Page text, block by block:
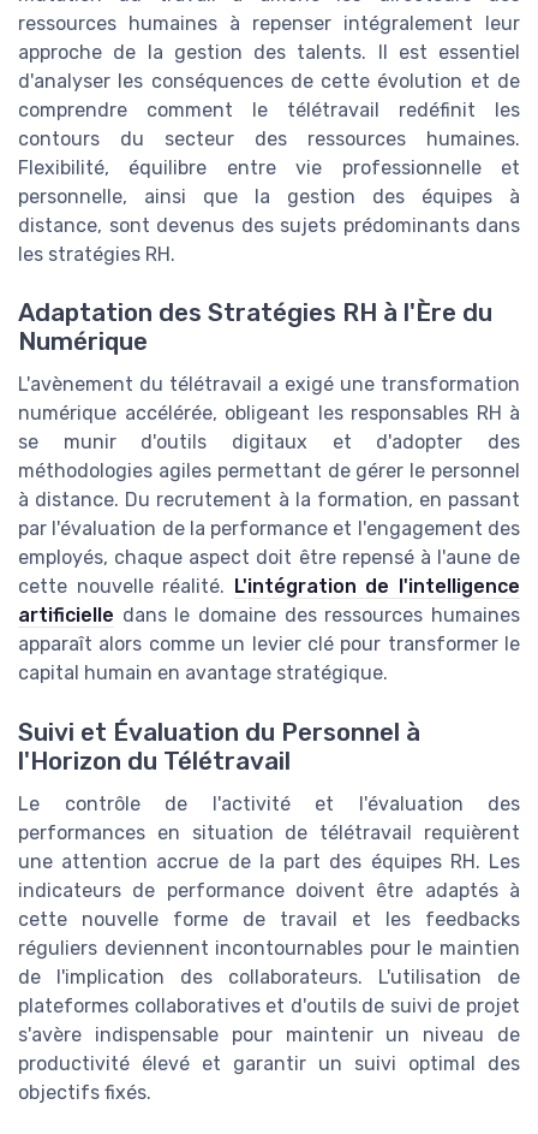
ressources humaines à repenser intégralement leur
approche de la gestion des talents. Il est essentiel
d'analyser les conséquences de cette évolution et de
comprendre comment le télétravail redéfinit les
contours du secteur des ressources humaines.
Flexibilité, équilibre entre vie professionnelle et
personnelle, ainsi que la gestion des équipes à
distance, sont devenus des sujets prédominants dans
les stratégies RH.
Adaptation des Stratégies RH à l'Ère du
Numérique
L'avènement du télétravail a exigé une transformation
numérique accélérée, obligeant les responsables RH à
se munir d'outils digitaux et d'adopter des
méthodologies agiles permettant de gérer le personnel
à distance. Du recrutement à la formation, en passant
par l'évaluation de la performance et l'engagement des
employés, chaque aspect doit être repensé à l'aune de
cette nouvelle réalité.
L'intégration de l'intelligence
artificielle dans le domaine des ressources humaines
apparaît alors comme un levier clé pour transformer le
capital humain en avantage stratégique.
Suivi et Évaluation du Personnel à
l'Horizon du Télétravail
Le contrôle de l'activité et l'évaluation des
performances en situation de télétravail requièrent
une attention accrue de la part des équipes RH. Les
indicateurs de performance doivent être adaptés à
cette nouvelle forme de travail et les feedbacks
réguliers deviennent incontournables pour le maintien
de l'implication des collaborateurs. L'utilisation de
plateformes collaboratives et d'outils de suivi de projet
s'avère indispensable pour maintenir un niveau de
productivité élevé et garantir un suivi optimal des
objectifs fixés.